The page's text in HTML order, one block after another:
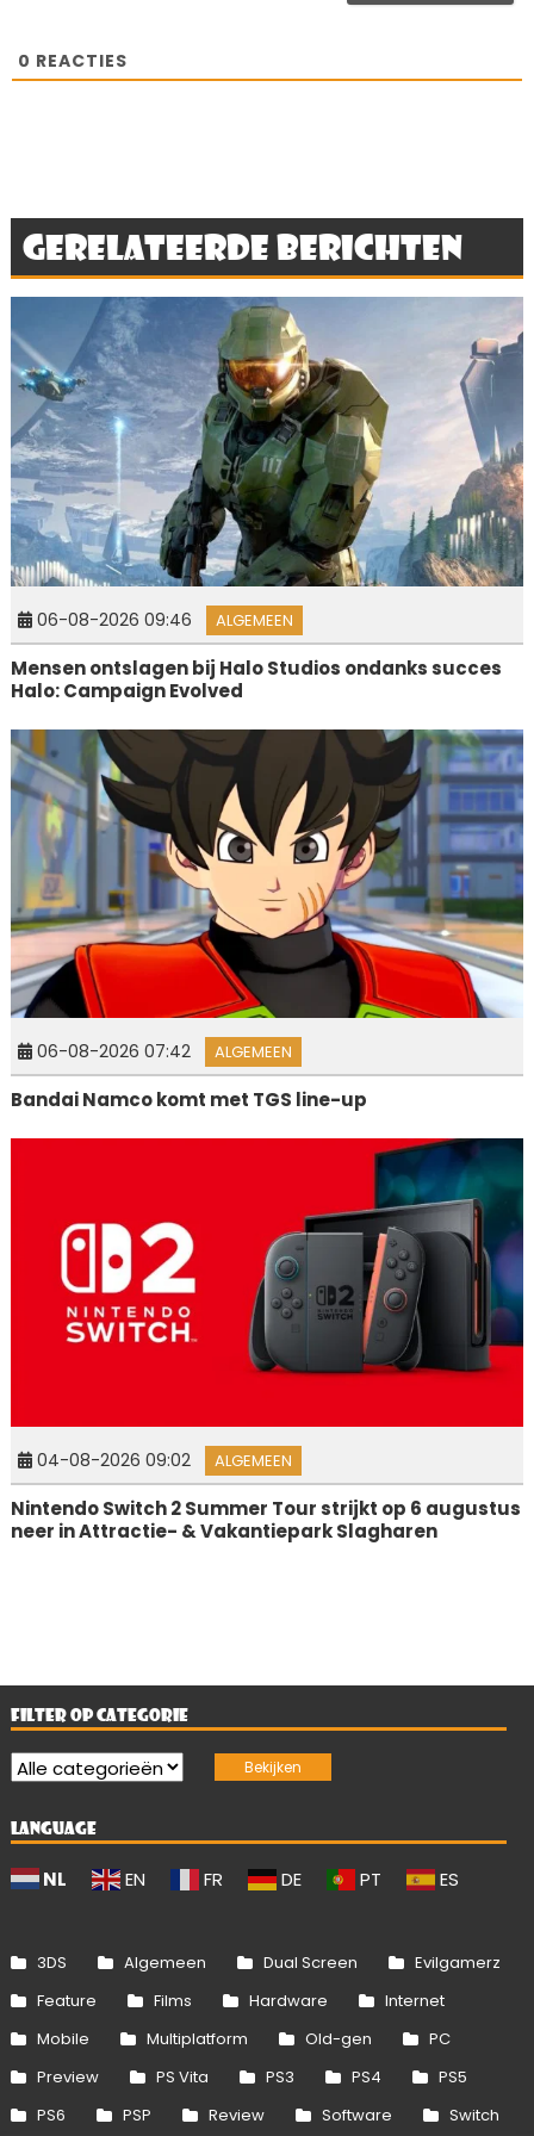
0 REACTIES
Gerelateerde berichten
06-08-2026 09:46 ALGEMEEN
Mensen ontslagen bij Halo Studios ondanks succes
Halo: Campaign Evolved
06-08-2026 07:42 ALGEMEEN
Bandai Namco komt met TGS line-up
04-08-2026 09:02 ALGEMEEN
Nintendo Switch 2 Summer Tour strijkt op 6 augustus
neer in Attractie- & Vakantiepark Slagharen
FILTER OP CATEGORIE
LANGUAGE
NL EN FR DE PT ES
3DS Algemeen Dual Screen
Evilgamerz
Feature
Films Hardware
Internet
Mobile
Multiplatform Old-gen
PC
Preview
PS Vita PS3 PS4
PS5
PS6
PSP Review Software Switch